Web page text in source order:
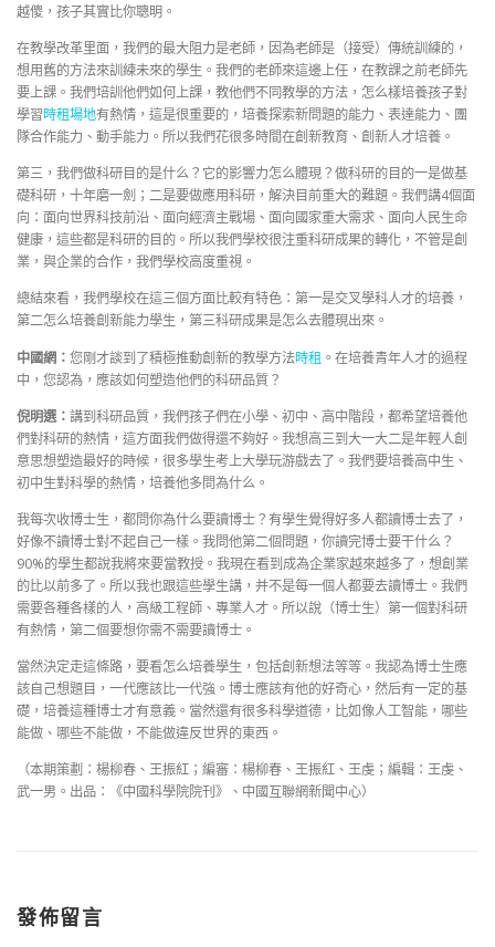
越傻，孩子其實比你聰明。
在教學改革里面，我們的最大阻力是老師，因為老師是（接受）傳統訓練的，
想用舊的方法來訓練未來的學生。我們的老師來這邊上任，在教課之前老師先
要上課。我們培訓他們如何上課，教他們不同教學的方法，怎么樣培養孩子對
學習時租場地有熱情，這是很重要的，培養探索新問題的能力、表達能力、團
隊合作能力、動手能力。所以我們花很多時間在創新教育、創新人才培養。
第三，我們做科研目的是什么？它的影響力怎么體現？做科研的目的一是做基
礎科研，十年磨一劍；二是要做應用科研，解決目前重大的難題。我們講4個面
向：面向世界科技前沿、面向經濟主戰場、面向國家重大需求、面向人民生命
健康，這些都是科研的目的。所以我們學校很注重科研成果的轉化，不管是創
業，與企業的合作，我們學校高度重視。
總結來看，我們學校在這三個方面比較有特色：第一是交叉學科人才的培養，
第二怎么培養創新能力學生，第三科研成果是怎么去體現出來。
中國網： 您剛才談到了積極推動創新的教學方法時租 。在培養青年人才的過程
中，您認為，應該如何塑造他們的科研品質？
倪明選： 講到科研品質，我們孩子們在小學、初中、高中階段，都希望培養他
們對科研的熱情，這方面我們做得還不夠好。我想高三到大一大二是年輕人創
意思想塑造最好的時候，很多學生考上大學玩游戲去了。我們要培養高中生、
初中生對科學的熱情，培養他多問為什么。
我每次收博士生，都問你為什么要讀博士？有學生覺得好多人都讀博士去了，
好像不讀博士對不起自己一樣。我問他第二個問題，你讀完博士要干什么？
90%的學生都說我將來要當教授。我現在看到成為企業家越來越多了，想創業
的比以前多了。所以我也跟這些學生講，并不是每一個人都要去讀博士。我們
需要各種各樣的人，高級工程師、專業人才。所以說（博士生）第一個對科研
有熱情，第二個要想你需不需要讀博士。
當然決定走這條路，要看怎么培養學生，包括創新想法等等。我認為博士生應
該自己想題目，一代應該比一代強。博士應該有他的好奇心，然后有一定的基
礎，培養這種博士才有意義。當然還有很多科學道德，比如像人工智能，哪些
能做、哪些不能做，不能做違反世界的東西。
（本期策劃：楊柳春、王振紅；編審：楊柳春、王振紅、王虔；編輯：王虔、
武一男。出品：《中國科學院院刊》、中國互聯網新聞中心）
發佈留言